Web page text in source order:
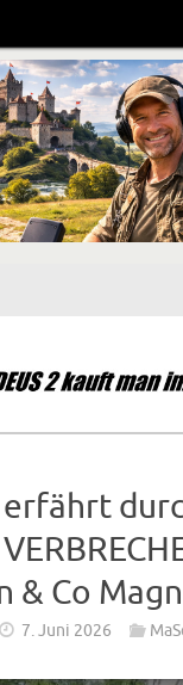
erfährt
& Co
7. Juni 2026